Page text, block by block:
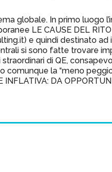
globale. In primo luogo
LE CAUSE DEL
e quindi destinato
si sono fatte trovare
di QE,
la “meno
DA